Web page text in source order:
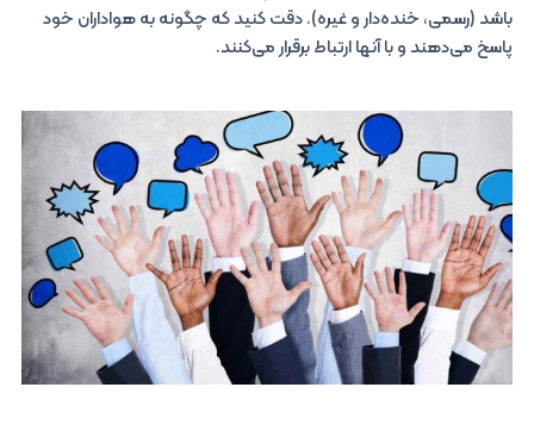
باشد (رسمی، خنده‌دار و غیره). دقت کنید که چگونه به هواداران خود
پاسخ می‌دهند و با آنها ارتباط برقرار می‌کنند.